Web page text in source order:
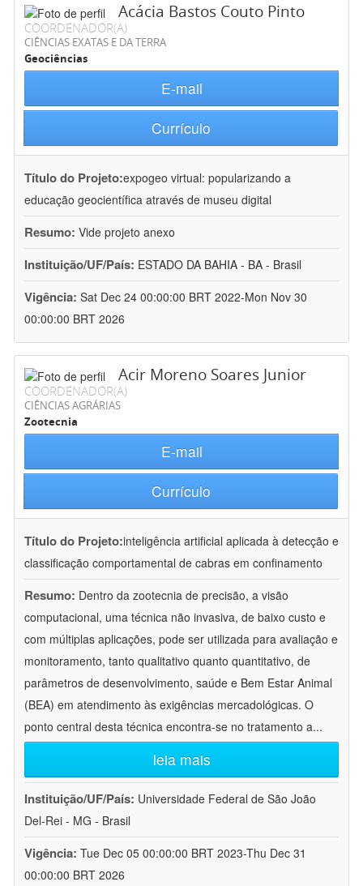
Acácia Bastos Couto Pinto
COORDENADOR(A)
CIÊNCIAS EXATAS E DA TERRA
Geociências
E-mail
Currículo
Título do Projeto:expogeo virtual: popularizando a
educação geocientífica através de museu digital
Resumo: Vide projeto anexo
Instituição/UF/País: ESTADO DA BAHIA - BA - Brasil
Vigência: Sat Dec 24 00:00:00 BRT 2022-Mon Nov 30
00:00:00 BRT 2026
Acir Moreno Soares Junior
COORDENADOR(A)
CIÊNCIAS AGRÁRIAS
Zootecnia
E-mail
Currículo
Título do Projeto:inteligência artificial aplicada à detecção e
classificação comportamental de cabras em confinamento
Resumo: Dentro da zootecnia de precisão, a visão
computacional, uma técnica não invasiva, de baixo custo e
com múltiplas aplicações, pode ser utilizada para avaliação e
monitoramento, tanto qualitativo quanto quantitativo, de
parâmetros de desenvolvimento, saúde e Bem Estar Animal
(BEA) em atendimento às exigências mercadológicas. O
ponto central desta técnica encontra-se no tratamento a...
leia mais
Instituição/UF/País: Universidade Federal de São João
Del-Rei - MG - Brasil
Vigência: Tue Dec 05 00:00:00 BRT 2023-Thu Dec 31
00:00:00 BRT 2026